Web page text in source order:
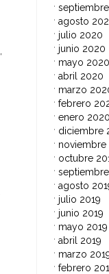
agosto
julio 2020
junio 2020
mayo 2020
abril 2020
marzo
febrero
enero 2020
diciembre
noviembre
octubre
agosto
julio 2019
junio 2019
mayo 2019
abril 2019
marzo
febrero